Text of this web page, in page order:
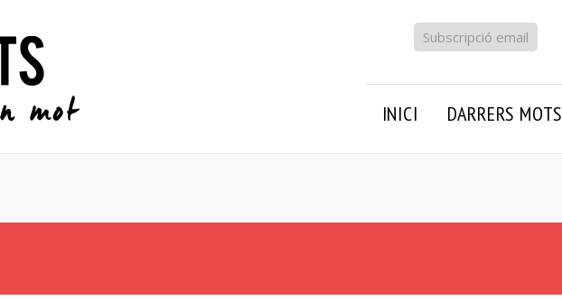
Subscripció email
INICI DARRERS MOTS